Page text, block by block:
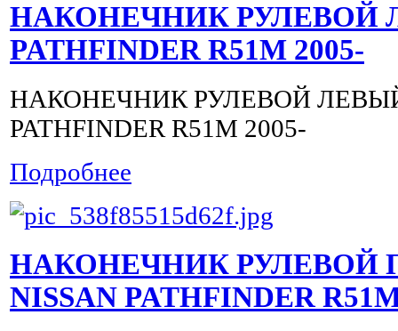
НАКОНЕЧНИК РУЛЕВОЙ
PATHFINDER R51M 2005-
НАКОНЕЧНИК РУЛЕВОЙ ЛЕВЫЙ
PATHFINDER R51M 2005-
Подробнее
НАКОНЕЧНИК РУЛЕВОЙ
NISSAN PATHFINDER